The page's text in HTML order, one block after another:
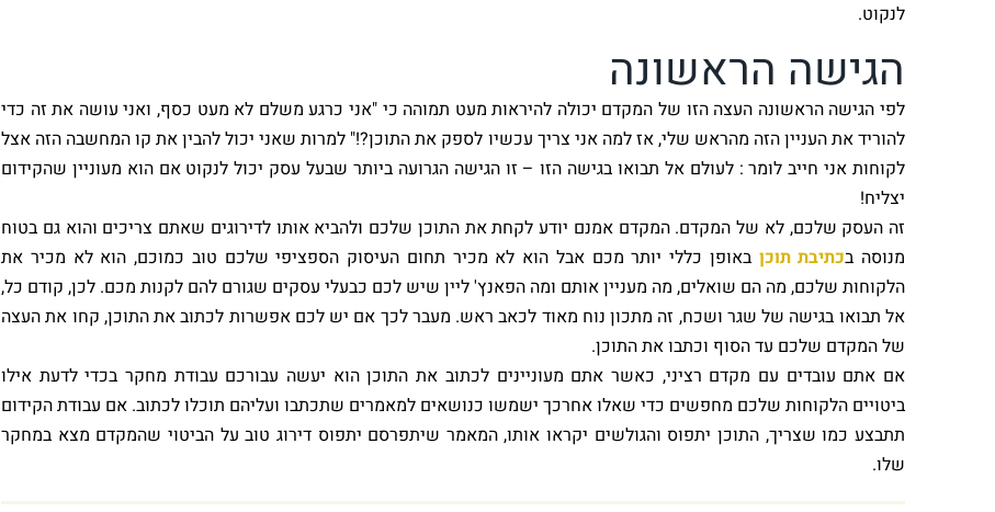
לנקוט.
הגישה הראשונה
לפי הגישה הראשונה העצה הזו של המקדם יכולה להיראות מעט תמוהה כי "אני כרגע משלם לא מעט כסף, ואני עושה את זה כדי
להוריד את העניין הזה מהראש שלי, אז למה אני צריך עכשיו לספק את התוכן?!" למרות שאני יכול להבין את קו המחשבה הזה אצל
לקוחות אני חייב לומר : לעולם אל תבואו בגישה הזו – זו הגישה הגרועה ביותר שבעל עסק יכול לנקוט אם הוא מעוניין שהקידום
יצליח!
זה העסק שלכם, לא של המקדם. המקדם אמנם יודע לקחת את התוכן שלכם ולהביא אותו לדירוגים שאתם צריכים והוא גם בטוח
מנוסה בכתיבת תוכן באופן כללי יותר מכם אבל הוא לא מכיר תחום העיסוק הספציפי שלכם טוב כמוכם, הוא לא מכיר את
הלקוחות שלכם, מה הם שואלים, מה מעניין אותם ומה הפאנץ' ליין שיש לכם כבעלי עסקים שגורם להם לקנות מכם. לכן, קודם כל,
אל תבואו בגישה של שגר ושכח, זה מתכון נוח מאוד לכאב ראש. מעבר לכך אם יש לכם אפשרות לכתוב את התוכן, קחו את העצה
של המקדם שלכם עד הסוף וכתבו את התוכן.
אם אתם עובדים עם מקדם רציני, כאשר אתם מעוניינים לכתוב את התוכן הוא יעשה עבורכם עבודת מחקר בכדי לדעת אילו
ביטויים הלקוחות שלכם מחפשים כדי שאלו אחרכך ישמשו כנושאים למאמרים שתכתבו ועליהם תוכלו לכתוב. אם עבודת הקידום
תתבצע כמו שצריך, התוכן יתפוס והגולשים יקראו אותו, המאמר שיתפרסם יתפוס דירוג טוב על הביטוי שהמקדם מצא במחקר
שלו.